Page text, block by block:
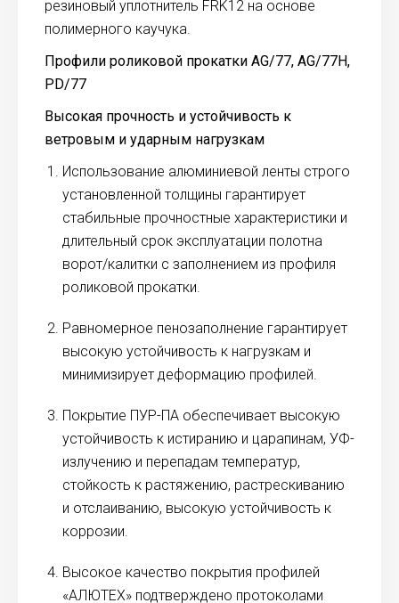
резиновый уплотнитель FRK12 на основе
полимерного каучука.
Профили роликовой прокатки AG/77, AG/77H,
PD/77
Высокая прочность и устойчивость к
ветровым и ударным нагрузкам
Использование алюминиевой ленты строго
установленной толщины гарантирует
стабильные прочностные характеристики и
длительный срок эксплуатации полотна
ворот/калитки с заполнением из профиля
роликовой прокатки.
Равномерное пенозаполнение гарантирует
высокую устойчивость к нагрузкам и
минимизирует деформацию профилей.
Покрытие ПУР-ПА обеспечивает высокую
устойчивость к истиранию и царапинам, УФ-
излучению и перепадам температур,
стойкость к растяжению, растрескиванию
и отслаиванию, высокую устойчивость к
коррозии.
Высокое качество покрытия профилей
«АЛЮТЕХ» подтверждено протоколами